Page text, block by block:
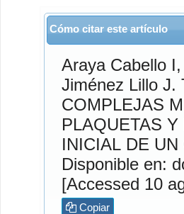
Cómo citar este artículo
Araya CabelloI,
Jiménez LilloJ. TRATAMIENTO DE HERIDAS
COMPLEJAS
PLAQUETAS
INICIAL DE UN
Disponible en:
[Accessed 10
Copiar